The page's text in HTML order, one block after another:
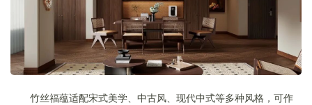
竹丝福蕴适配宋式美学、中古风、现代中式等多种风格，可作